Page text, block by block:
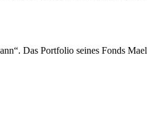
Das Portfolio seines Fonds